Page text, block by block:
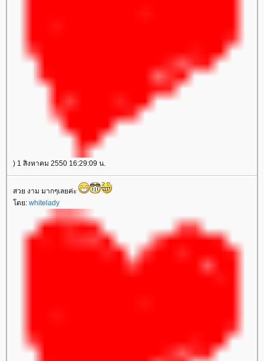
) 1 สิงหาคม 2550 16:29:09 น.
สวย งาม มากๆเลยค่ะ
ดย: whitelady